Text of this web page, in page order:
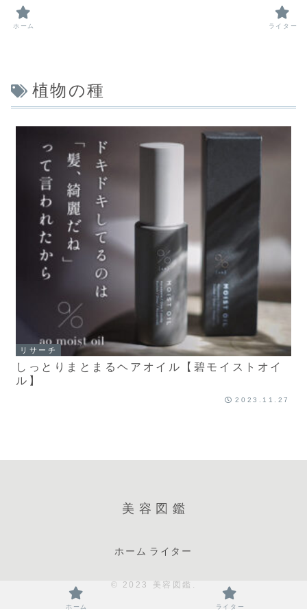
植物の種
リサーチ
しっとりまとまるヘアオイル【碧モイストオイ
ル】
2023.11.27
美容図鑑
ホーム ライター
© 2023 美容図鑑.
ホーム ライター
ホーム ライター